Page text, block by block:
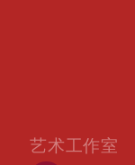
艺术工作室